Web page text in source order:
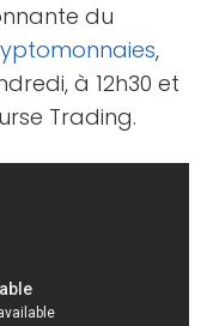
du
,
à 12h30 et
Trading.